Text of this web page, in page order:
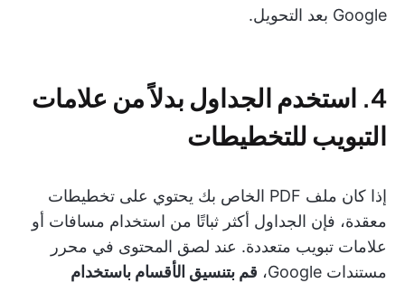
Google بعد التحويل.
4. استخدم الجداول بدلاً من علامات
التبويب للتخطيطات
إذا كان ملف PDF الخاص بك يحتوي على تخطيطات
معقدة، فإن الجداول أكثر ثباتًا من استخدام مسافات أو
علامات تبويب متعددة. عند لصق المحتوى في محرر
مستندات Google،
قم بتنسيق الأقسام باستخدام